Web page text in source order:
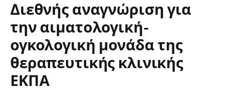
Διεθνής αναγνώριση για
την αιματολογική-
ογκολογική μονάδα της
θεραπευτικής κλινικής
ΕΚΠΑ